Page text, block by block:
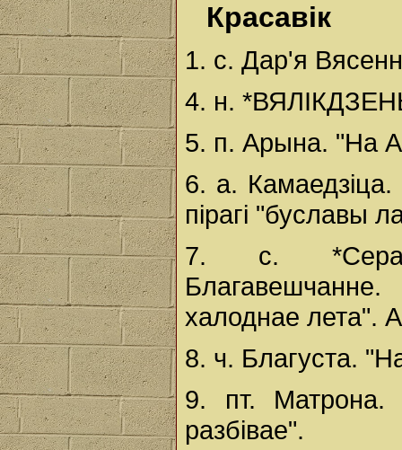
Красавік
1. с. Дар'я
4. н.
5. п. Арына. "На
6. а. Камаедзіца.
пірагі "буславы
7. с.
халоднае лета".
8. ч. Благуста.
9. пт. Матрона.
разбівае".